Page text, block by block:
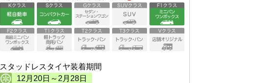
スタッドレスタイヤ装着期間
12 月 20日～ 2 月 28日